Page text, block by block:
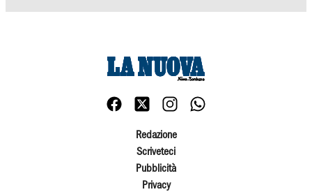
Redazione
Scriveteci
Pubblicità
Privacy